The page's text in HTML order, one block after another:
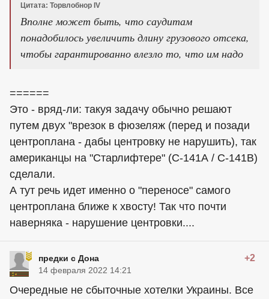
Цитата: Торвлобнор IV
Вполне может быть, что саудитам
понадобилось увеличить длину грузового отсека,
чтобы гарантированно влезло то, что им надо
======
Это - вряд-ли: такуя задачу обычно решают
путем двух "врезок в фюзеляж (перед и позади
центроплана - дабы центровку не нарушить), так
американцы на "Старлифтере" (С-141А / С-141В)
сделали.
А тут речь идет именно о "переносе" самого
центроплана ближе к хвосту! Так что почти
наверняка - нарушение центровки....
предки с Дона +2
14 февраля 2022 14:21
Очередные не сбыточные хотелки Украины. Все